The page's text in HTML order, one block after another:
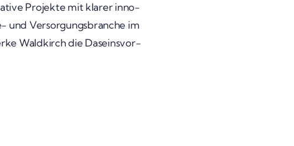
Projekte mit klarer inno­
und Versor­gungs­branche im
Wald­kirch die Daseins­vor­